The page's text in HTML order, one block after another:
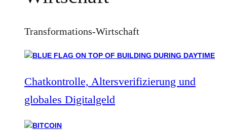
Transformations-Wirtschaft
Chatkontrolle, Altersverifizierung und
globales Digitalgeld